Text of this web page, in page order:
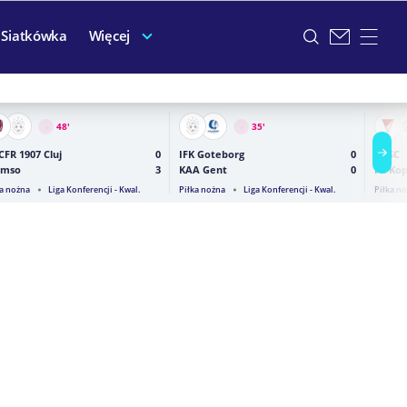
Siatkówka Więcej
48'
1907 Cluj
0
3
nożna Liga Konferencji - Kwal.
35'
IFK Goteborg
0
KAA Gent
0
Piłka nożna Liga Konferencji - Kwal.
DVSC
FC
Piłka